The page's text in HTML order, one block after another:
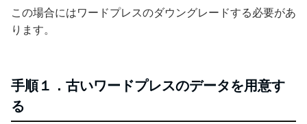
この場合にはワードプレスのダウングレードする必要があ
ります。
手順１．古いワードプレスのデータを用意す
る